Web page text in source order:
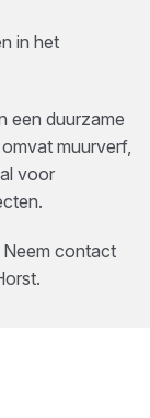
in het
een duurzame
muurverf,
voor
Neem contact
.